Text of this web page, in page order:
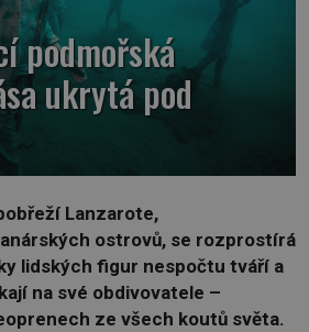
podmořská
ukrytá pod
Lanzarote,
ostrovů, se rozprostírá
lidských figur nespočtu tváří a
na své obdivovatele –
ze všech koutů světa.